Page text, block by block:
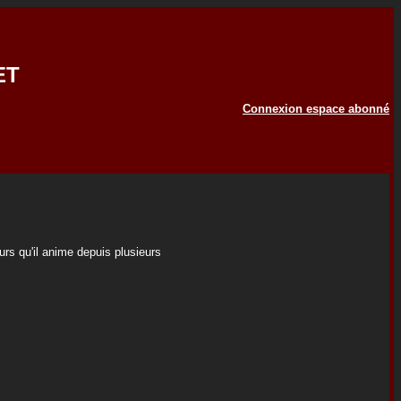
Connexion espace abonné
qu'il anime depuis plusieurs